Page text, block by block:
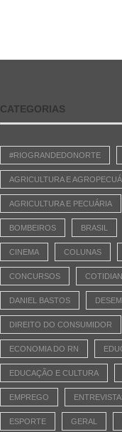
CATEGORIAS
#RIOGRANDEDONORTE
AGRICULTURA E
AGRICULTURA E PECUÁRIA
BOMBEIROS BRASIL
CINEMA COLUNAS
CONCURSOS
DANIEL BASTOS
DIREITO DO CONSUMIDOR
ECONOMIA DO RN
EDUCAÇÃO E CULTURA
EMPREGO
ESPORTE GERAL